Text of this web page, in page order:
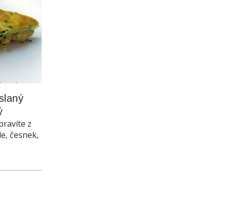
z
česnek,